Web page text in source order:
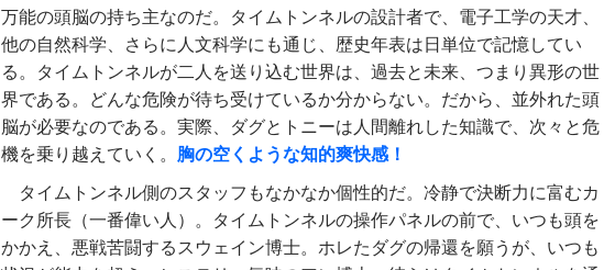
万能の頭脳の持ち主なのだ。タイムトンネルの設計者で、電子工学の天才、
他の自然科学、さらに人文科学にも通じ、歴史年表は日単位で記憶してい
る。タイムトンネルが二人を送り込む世界は、過去と未来、つまり異形の世
界である。どんな危険が待ち受けているか分からない。だから、並外れた頭
脳が必要なのである。実際、ダグとトニーは人間離れした知識で、次々と危
機を乗り越えていく。 胸の空くような知的爽快感！
タイムトンネル側のスタッフもなかなか個性的だ。冷静で決断力に富むカ
ーク所長（一番偉い人）。タイムトンネルの操作パネルの前で、いつも頭を
かかえ、悪戦苦闘するスウェイン博士。ホレたダグの帰還を願うが、いつも